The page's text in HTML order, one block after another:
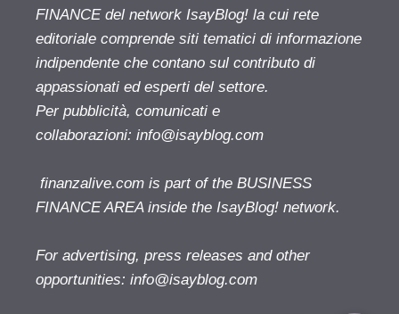
FINANCE del network IsayBlog! la cui rete
editoriale comprende siti tematici di informazione
indipendente che contano sul contributo di
appassionati ed esperti del settore.
Per pubblicità, comunicati e
collaborazioni: info@isayblog.com
finanzalive.com is part of the BUSINESS
FINANCE AREA inside the IsayBlog! network.
For advertising, press releases and other
opportunities: info@isayblog.com